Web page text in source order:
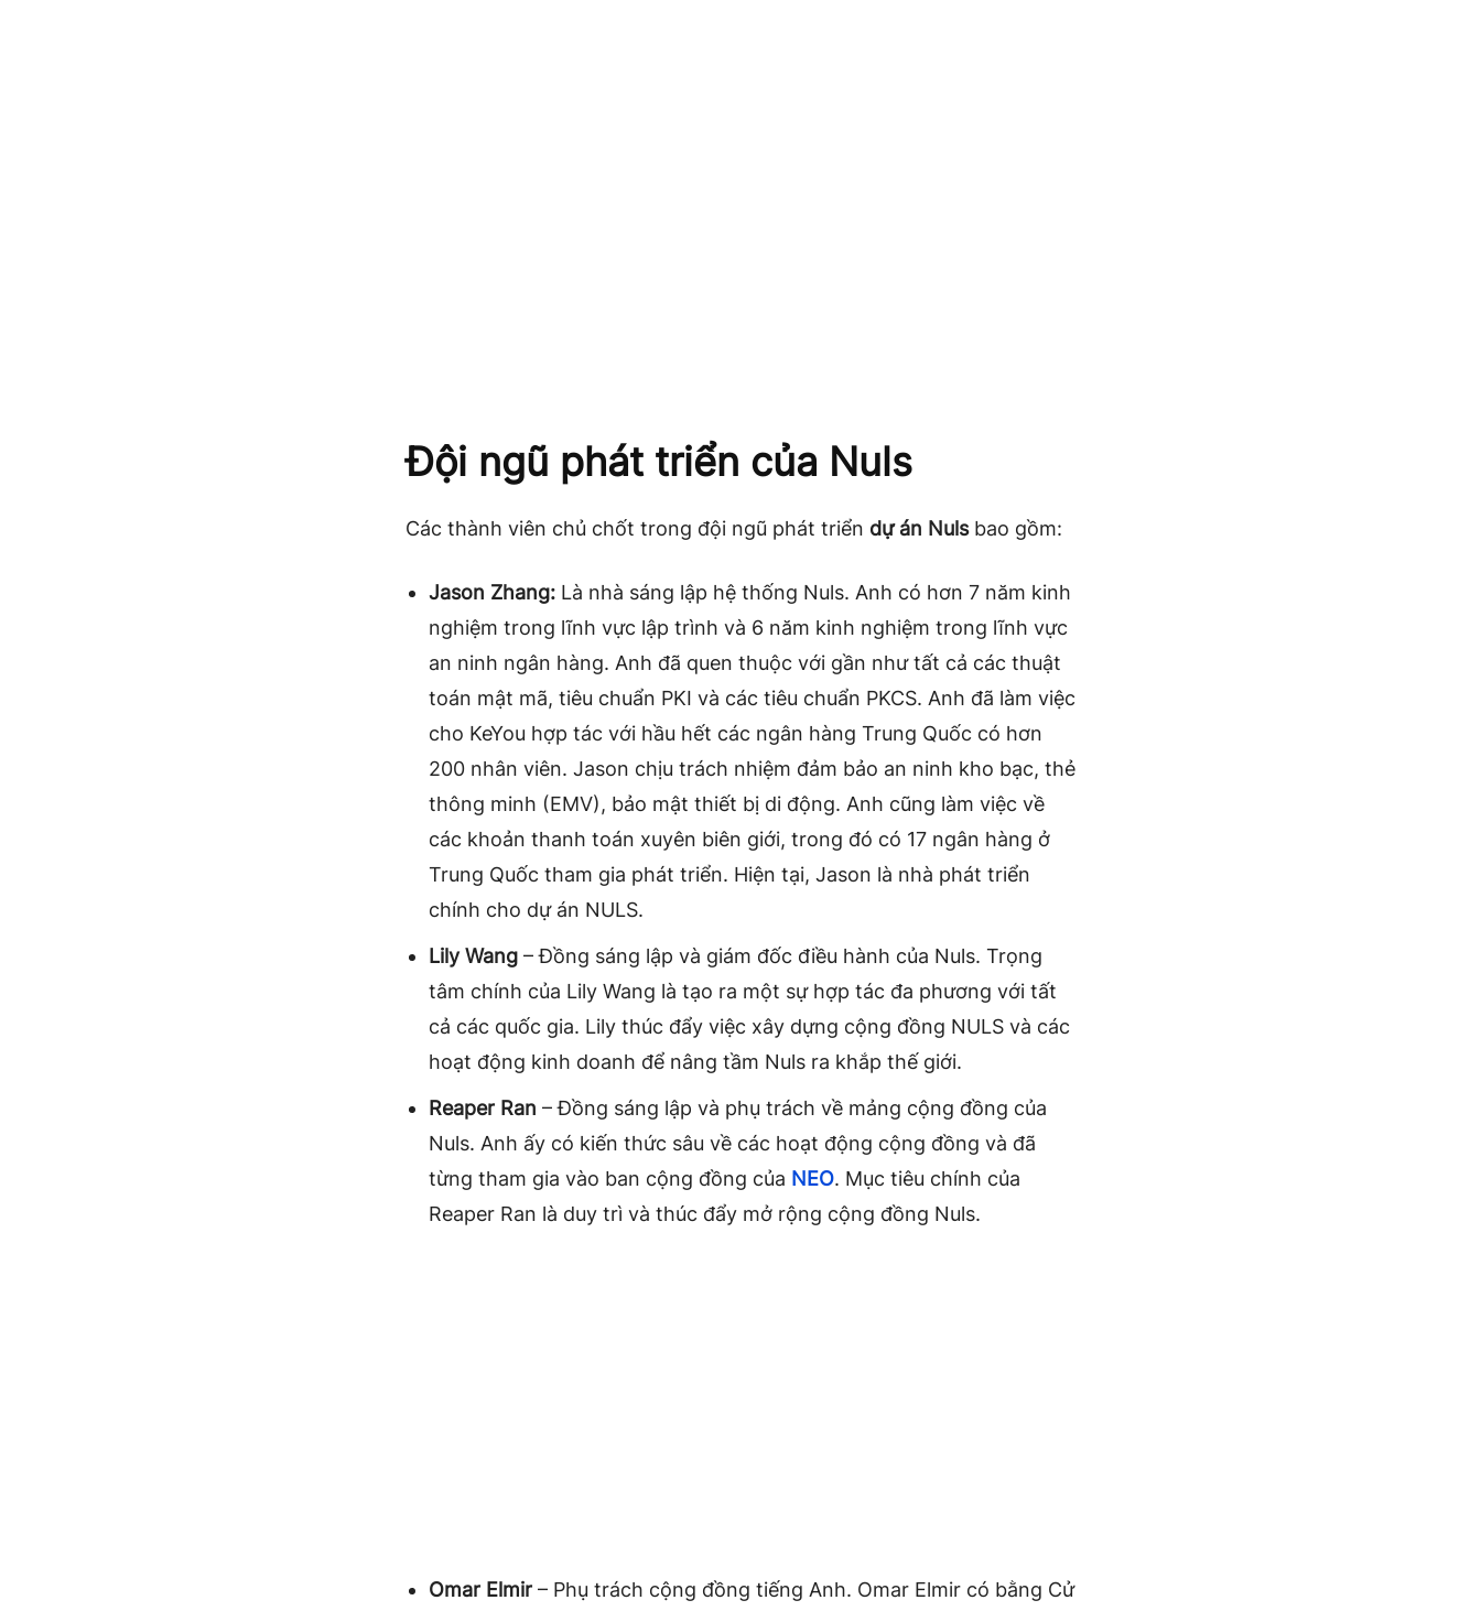
Đội ngũ phát triển của Nuls
Các thành viên chủ chốt trong đội ngũ phát triển dự án Nulsbao gồm:
Jason Zhang: Là nhà sáng lập hệ thống Nuls. Anh có hơn 7 năm kinh
nghiệm trong lĩnh vực lập trình và 6 năm kinh nghiệm trong lĩnh vực
an ninh ngân hàng. Anh đã quen thuộc với gần như tất cả các thuật
toán mật mã, tiêu chuẩn PKI và các tiêu chuẩn PKCS. Anh đã làm việc
cho KeYou hợp tác với hầu hết các ngân hàng Trung Quốc có hơn
200 nhân viên. Jason chịu trách nhiệm đảm bảo an ninh kho bạc, thẻ
thông minh (EMV), bảo mật thiết bị di động. Anh cũng làm việc về
các khoản thanh toán xuyên biên giới, trong đó có 17 ngân hàng ở
Trung Quốc tham gia phát triển. Hiện tại, Jason là nhà phát triển
chính cho dự án NULS.
Lily Wang – Đồng sáng lập và giám đốc điều hành của Nuls. Trọng
tâm chính của Lily Wang là tạo ra một sự hợp tác đa phương với tất
cả các quốc gia. Lily thúc đẩy việc xây dựng cộng đồng NULS và các
hoạt động kinh doanh để nâng tầm Nuls ra khắp thế giới.
Reaper Ran – Đồng sáng lập và phụ trách về mảng cộng đồng của
Nuls. Anh ấy có kiến thức sâu về các hoạt động cộng đồng và đã
từng tham gia vào ban cộng đồng của NEO. Mục tiêu chính của
Reaper Ran là duy trì và thúc đẩy mở rộng cộng đồng Nuls.
Omar Elmir – Phụ trách cộng đồng tiếng Anh. Omar Elmir có bằng Cử